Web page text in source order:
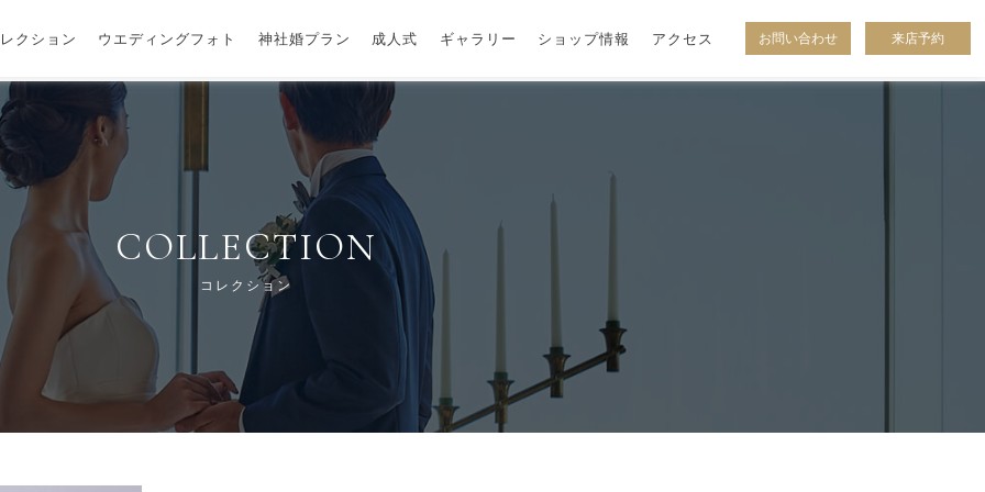
クション ウエディングフォト 神社婚プラン 成人式 ギャラリー ショップ情報 アクセス お問い合わせ 来店予約
COLLECTION
コレクション